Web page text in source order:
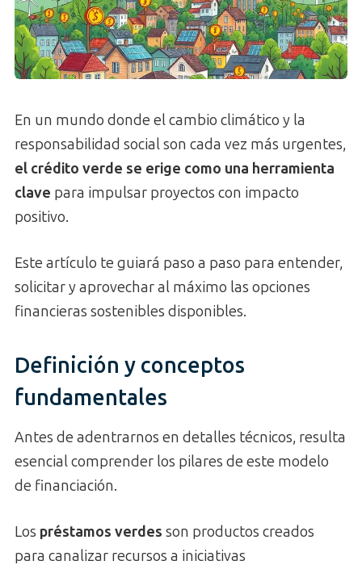
En un mundo donde el cambio climático y la
responsabilidad social son cada vez más urgentes,
el crédito verde se erige como una herramienta
clave para impulsar proyectos con impacto
positivo.
Este artículo te guiará paso a paso para entender,
solicitar y aprovechar al máximo las opciones
financieras sostenibles disponibles.
Definición y conceptos
fundamentales
Antes de adentrarnos en detalles técnicos, resulta
esencial comprender los pilares de este modelo
de financiación.
Los préstamos verdes son productos creados
para canalizar recursos a iniciativas